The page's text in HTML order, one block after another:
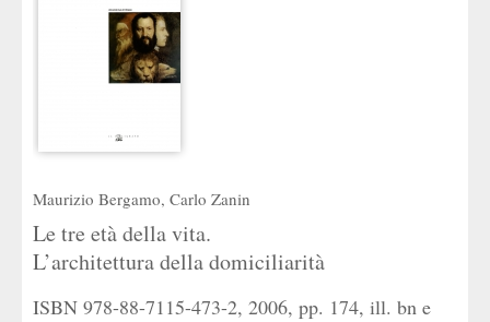
Maurizio Bergamo, Carlo Zanin
Le tre età della vita.
L’architettura della domiciliarità
ISBN 978-88-7115-473-2, 2006, pp. 174, ill. bn e